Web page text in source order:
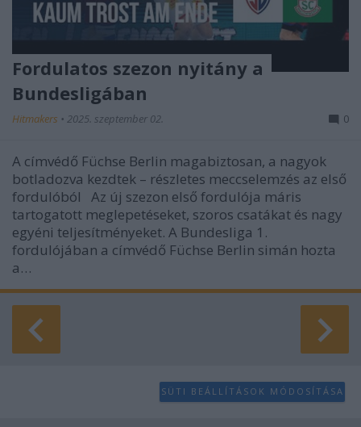
Fordulatos szezon nyitány a
Bundesligában
Hitmakers • 2025. szeptember 02. 0
A címvédő Füchse Berlin magabiztosan, a nagyok
botladozva kezdtek – részletes meccselemzés az első
fordulóból Az új szezon első fordulója máris
tartogatott meglepetéseket, szoros csatákat és nagy
egyéni teljesítményeket. A Bundesliga 1.
fordulójában a címvédő Füchse Berlin simán hozta
a…
SÜTI BEÁLLÍTÁSOK MÓDOSÍTÁSA